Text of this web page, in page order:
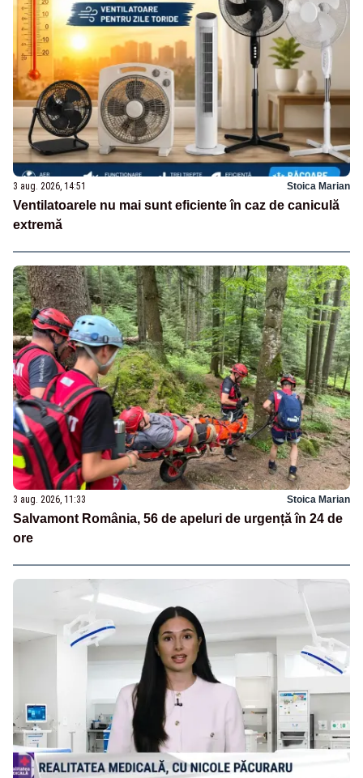
3 aug. 2026, 14:51 Stoica Marian
Ventilatoarele nu mai sunt eficiente în caz de caniculă
extremă
3 aug. 2026, 11:33 Stoica Marian
Salvamont România, 56 de apeluri de urgență în 24 de
ore